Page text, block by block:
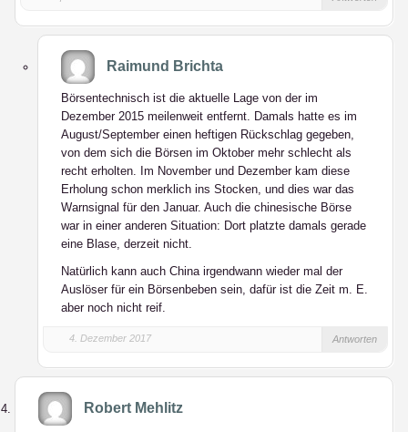
Raimund Brichta
Börsentechnisch ist die aktuelle Lage von der im
Dezember 2015 meilenweit entfernt. Damals hatte es im
August/September einen heftigen Rückschlag gegeben,
von dem sich die Börsen im Oktober mehr schlecht als
recht erholten. Im November und Dezember kam diese
Erholung schon merklich ins Stocken, und dies war das
Warnsignal für den Januar. Auch die chinesische Börse
war in einer anderen Situation: Dort platzte damals gerade
eine Blase, derzeit nicht.
Natürlich kann auch China irgendwann wieder mal der
Auslöser für ein Börsenbeben sein, dafür ist die Zeit m. E.
aber noch nicht reif.
4. Dezember 2017 Antworten
Robert Mehlitz